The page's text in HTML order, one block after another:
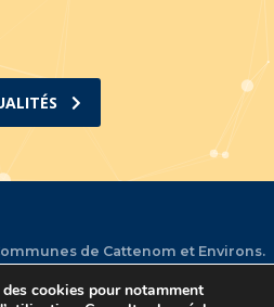
de Cattenom et Environs.
cookies pour notamment